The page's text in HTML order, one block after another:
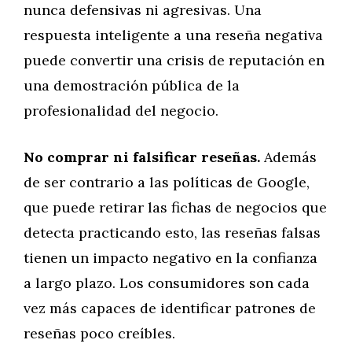
nunca defensivas ni agresivas. Una
respuesta inteligente a una reseña negativa
puede convertir una crisis de reputación en
una demostración pública de la
profesionalidad del negocio.
No comprar ni falsificar reseñas. Además
de ser contrario a las políticas de Google,
que puede retirar las fichas de negocios que
detecta practicando esto, las reseñas falsas
tienen un impacto negativo en la confianza
a largo plazo. Los consumidores son cada
vez más capaces de identificar patrones de
reseñas poco creíbles.